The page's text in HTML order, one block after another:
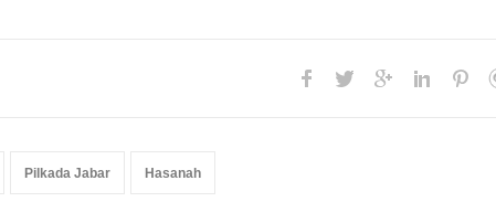
Pilkada Jabar Hasanah